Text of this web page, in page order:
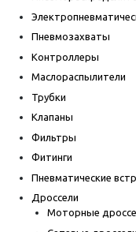
Пневмозахваты
Контроллеры
Маслораспылители
Трубки
Клапаны
Фильтры
Фитинги
Пневматические
Дроссели
Моторные